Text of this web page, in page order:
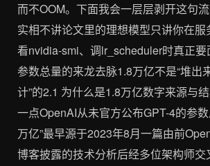
而不OOM。下面我会一层层剥开这句
实相不讲论文里的理想模型只讲你在服
看nvidia-smi、调lr_scheduler时真正要
参数总量的来龙去脉1.8万亿不是“堆出
计”的2.1 为什么是1.8万亿数字来源与
一点OpenAI从未官方公布GPT-4的参
万亿”最早源于2023年8月一篇由前
博客披露的技术分析后经多位架构师交